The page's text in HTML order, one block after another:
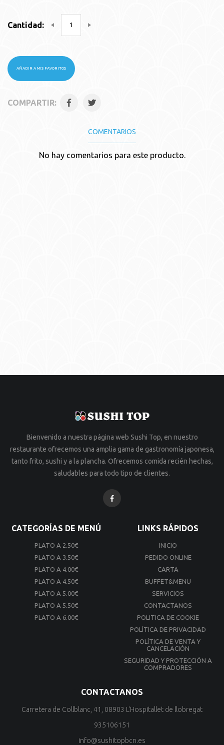
Cantidad:
AÑADIR A MIS FAVORITOS
COMPARTIR:
COMENTARIOS
No hay comentarios para este producto.
Bienvenido a nuestra página web Sushi Top, en nuestro
restaurante ofrecemos una amplia gama de gastronomía japonesa,
tanto frito, sushi y a la plancha. Ofrecemos comida recién hechas,
saludables para todo tipo de clientes.
CATEGORÍAS DE MENÚ
PLATO A 2.50€
PLATO A 3.50€
PLATO A 4.00€
PLATO A 4.50€
PLATO A 5.00€
PLATO A 5.50€
PLATO A 6.00€
LINKS RÁPIDOS
INICIO
PEDIDO ONLINE
CARTA
BUFFET&MENU
SERVICIOS
CONTACTANOS
POLITICA DE COOKIE
POLÍTICA DE PRIVACIDAD
POLÍTICA DE VENTA Y
CANCELACIÓN
SEGURIDAD Y PROTECCIÓN A
COMPRADORES
CONTACTANOS
Carretera de Collblanc, 41, 08903 L'Hospitallet de llobregat
935106151
info@sushitopbcn.es